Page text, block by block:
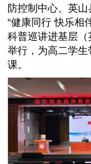
防控制中心、英
“健康同行 快乐相
科普巡讲进基层
举行，为高二学
课。